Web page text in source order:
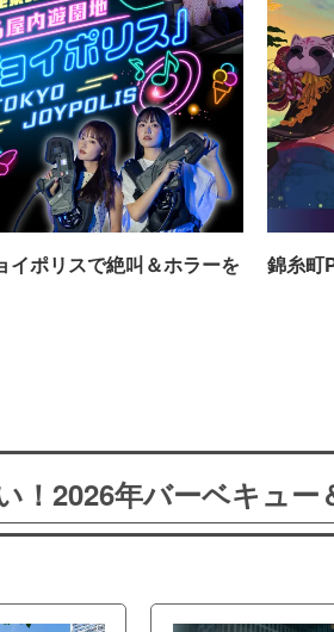
イポリスで絶叫＆ホラーを
錦糸町
！2026年バーベキュー